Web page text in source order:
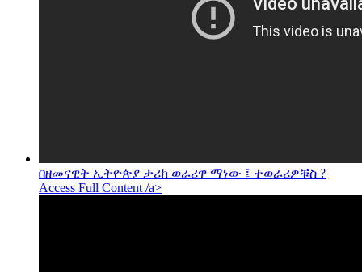
በዘመናዊት ኢትዮጵያ ታሪክ ወራሪዋ ማነው ፤ ተወራሪዎቹስ ?
Access Full Content /a>